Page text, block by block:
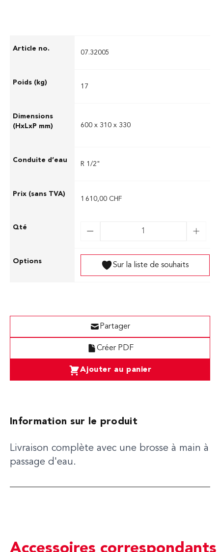
07.32005
17
600 x 310 x 330
R 1/2"
1 610,00 CHF
Sur la liste de souhaits
Ajouter au panier
Créer PDF
Partager
Information sur le produit
Livraison complète avec une brosse à main à
passage d'eau.